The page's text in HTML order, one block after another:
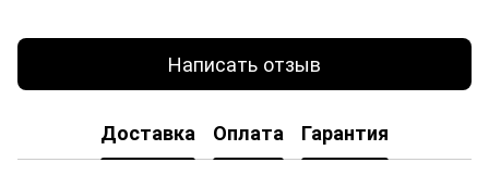
Написать отзыв
Доставка Оплата Гарантия